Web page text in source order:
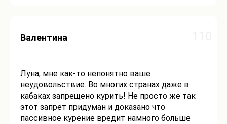
Валентина
Луна, мне как-то непонятно ваше
неудовольствие. Во многих странах даже в
кабаках запрещено курить! Не просто же так
этот запрет придуман и доказано что
пассивное курение вредит намного больше